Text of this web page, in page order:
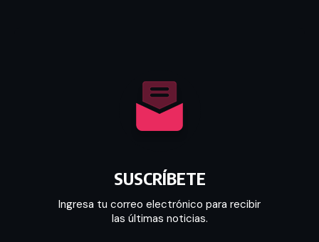
SUSCRÍBETE
Ingresa tu correo electrónico para recibir
las últimas noticias.